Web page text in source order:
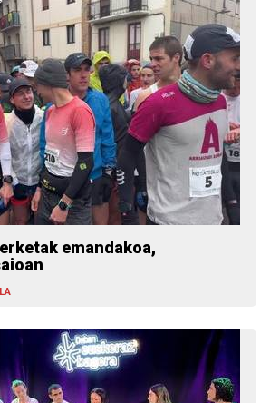
emandakoa,